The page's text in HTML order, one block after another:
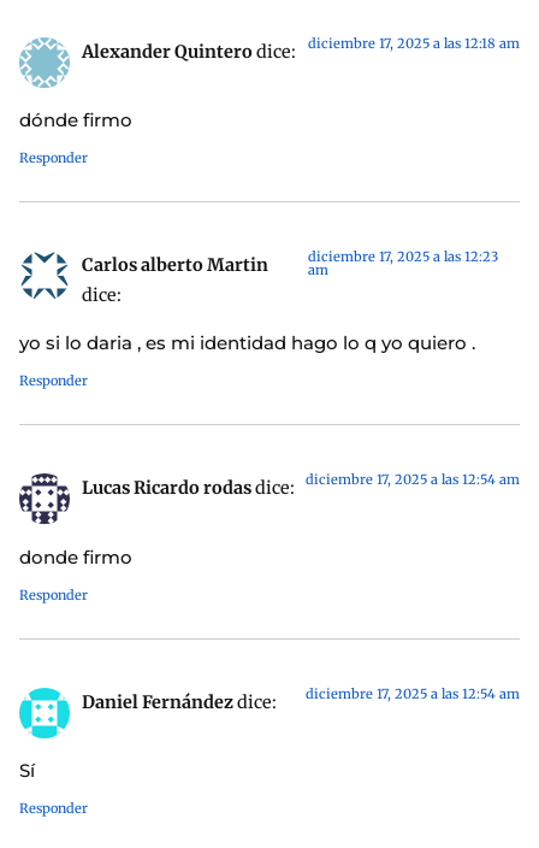
Alexander Quinterodice: diciembre 17, 2025 a las 12:18 am
dónde firmo
Responder
Carlos alberto Martin
dice:
diciembre 17, 2025 a las 12:23
am
yo si lo daria , es mi identidad hago lo q yo quiero .
Responder
Lucas Ricardo rodasdice: diciembre 17, 2025 a las 12:54 am
donde firmo
Responder
Daniel Fernándezdice: diciembre 17, 2025 a las 12:54 am
Sí
Responder